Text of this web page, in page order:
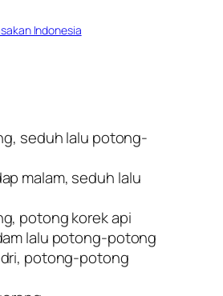
Indonesia
seduh lalu potong-
malam, seduh lalu
potong korek api
lalu potong-potong
potong-potong